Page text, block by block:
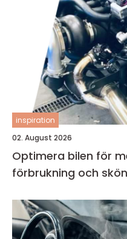
inspiration
02. August 2026
Optimera bilen för
förbrukning och